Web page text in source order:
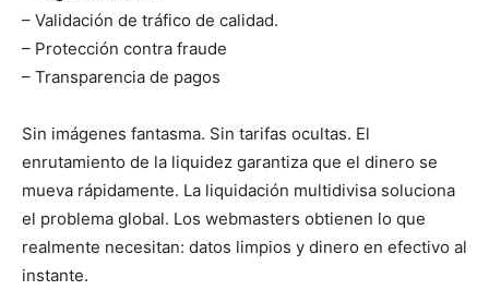
– Validación de tráfico de calidad.
– Protección contra fraude
– Transparencia de pagos
Sin imágenes fantasma. Sin tarifas ocultas. El
enrutamiento de la liquidez garantiza que el dinero se
mueva rápidamente. La liquidación multidivisa soluciona
el problema global. Los webmasters obtienen lo que
realmente necesitan: datos limpios y dinero en efectivo al
instante.